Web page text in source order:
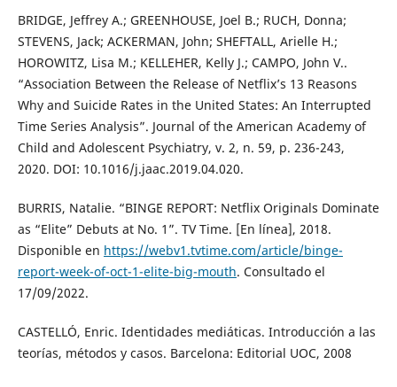
BRIDGE, Jeffrey A.; GREENHOUSE, Joel B.; RUCH, Donna;
STEVENS, Jack; ACKERMAN, John; SHEFTALL, Arielle H.;
HOROWITZ, Lisa M.; KELLEHER, Kelly J.; CAMPO, John V..
“Association Between the Release of Netflix’s 13 Reasons
Why and Suicide Rates in the United States: An Interrupted
Time Series Analysis”. Journal of the American Academy of
Child and Adolescent Psychiatry, v. 2, n. 59, p. 236-243,
2020. DOI: 10.1016/j.jaac.2019.04.020.
BURRIS, Natalie. “BINGE REPORT: Netflix Originals Dominate
as “Elite” Debuts at No. 1”. TV Time. [En línea], 2018.
Disponible en https://webv1.tvtime.com/article/binge-
report-week-of-oct-1-elite-big-mouth. Consultado el
17/09/2022.
CASTELLÓ, Enric. Identidades mediáticas. Introducción a las
teorías, métodos y casos. Barcelona: Editorial UOC, 2008